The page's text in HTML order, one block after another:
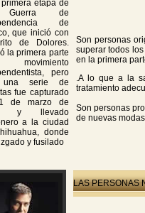
etapa de
de
de
que inició con
de Dolores.
la primera parte
pero
una serie de
fue capturado
de marzo de
y llevado
a la ciudad
donde
y fusilado
Son personas
superar todos
en la primera
.A lo que a la
tratamiento
Son personas
de nuevas modas
LAS PERSONAS